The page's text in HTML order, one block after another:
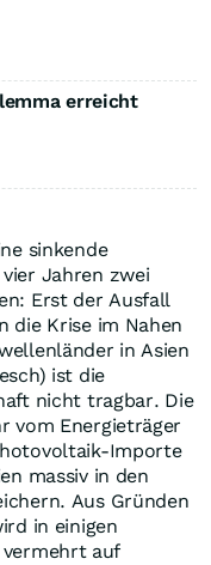
erreicht
sinkende
Jahren zwei
Erst der Ausfall
die Krise im Nahen
in Asien
ist die
nicht tragbar. Die
vom Energieträger
Importe
massiv in den
Aus Gründen
in einigen
auf